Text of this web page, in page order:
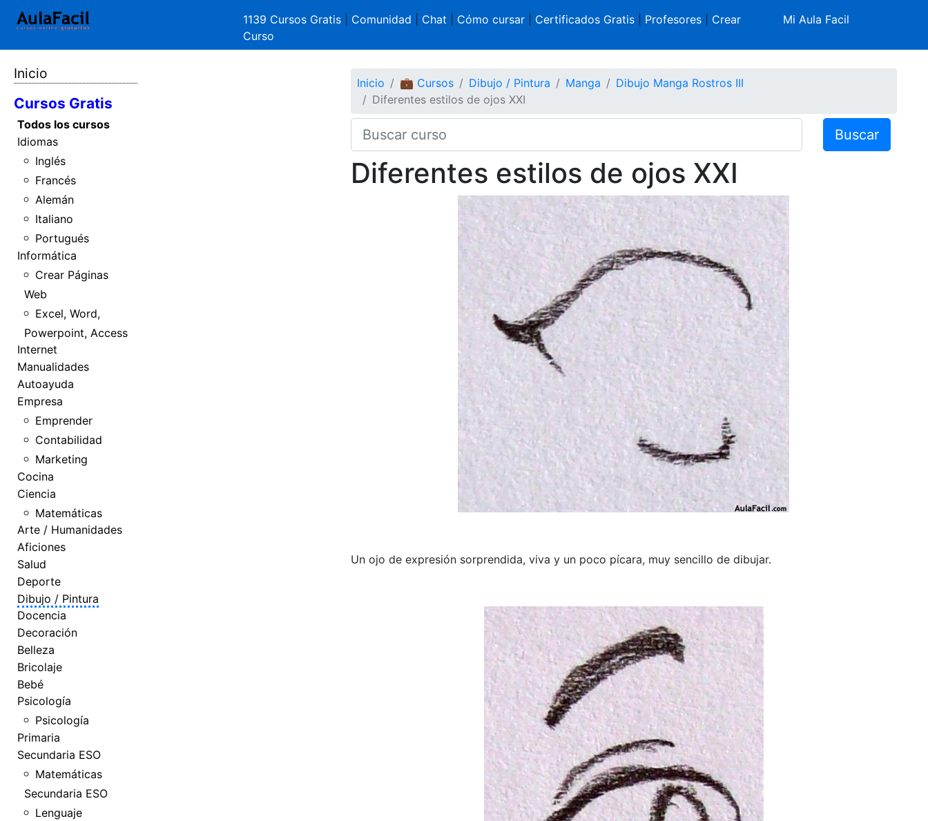
1139 Cursos Gratis Comunidad Chat Cómo cursar| Certificados Gratis| Profesores| Crear
Curso
Mi Aula Facil
Inicio
Cursos Gratis
Todos los cursos
Idiomas
Inglés
Francés
Alemán
Italiano
Portugués
Informática
Crear Páginas
Web
Excel, Word,
Powerpoint, Access
Internet
Manualidades
Autoayuda
Empresa
Emprender
Contabilidad
Marketing
Cocina
Ciencia
Matemáticas
Arte / Humanidades
Aficiones
Salud
Deporte
Dibujo / Pintura
Docencia
Decoración
Belleza
Bricolaje
Bebé
Psicología
Psicología
Primaria
Secundaria ESO
Matemáticas
Secundaria ESO
Lenguaje
Inicio 💼 Cursos Dibujo / Pintura Manga
Dibujo Manga Rostros III
Diferentes estilos de ojos XXI
Buscar
Diferentes estilos de ojos XXI
Un ojo de expresión sorprendida, viva y un poco pícara, muy sencillo de dibujar.